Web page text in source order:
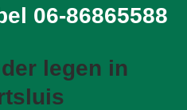
06-86865588
legen in